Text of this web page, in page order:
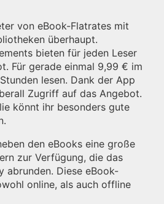
von eBook-Flatrates mit
überhaupt.
bieten für jeden Leser
Für gerade einmal 9,99 € im
lesen. Dank der App
Zugriff auf das Angebot.
könnt ihr besonders gute
den eBooks eine große
zur Verfügung, die das
abrunden. Diese eBook-
online, als auch offline